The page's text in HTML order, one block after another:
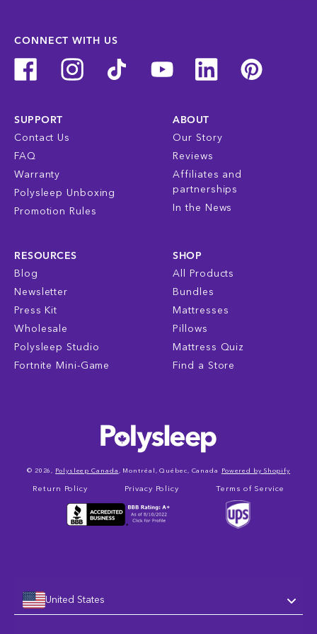
CONNECT WITH US
SUPPORT
Contact Us
FAQ
Warranty
Polysleep Unboxing
Promotion Rules
ABOUT
Our Story
Reviews
Affiliates and
partnerships
In the News
RESOURCES
Blog
Newsletter
Press Kit
Wholesale
Polysleep Studio
Fortnite Mini-Game
SHOP
All Products
Bundles
Mattresses
Pillows
Mattress Quiz
Find a Store
Return Policy Privacy Policy Terms of Service
© 2026, Polysleep Canada , Montréal, Québec, Canada Powered by Shopify
United States